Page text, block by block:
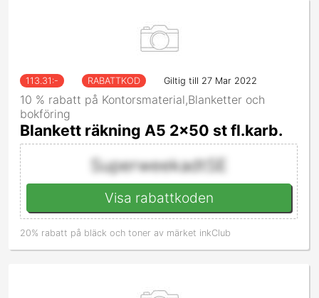
113.31 :- RABATTKOD Giltig till 27 Mar 2022
10 % rabatt på Kontorsmaterial,Blanketter och
bokföring
Blankett räkning A5 2x50 st fl.karb.
SuperweekadtSE
Visa rabattkoden
20% rabatt på bläck och toner av märket inkClub